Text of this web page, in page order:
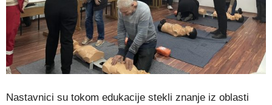
Nastavnici su tokom edukacije stekli znanje iz oblasti